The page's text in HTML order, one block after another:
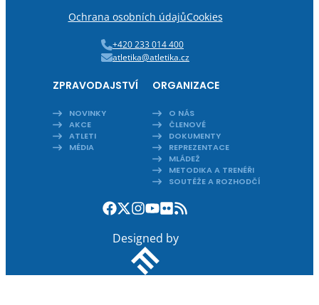
Ochrana osobních údajůCookies
+420 233 014 400
atletika@atletika.cz
ZPRAVODAJSTVÍ
NOVINKY
AKCE
ATLETI
MÉDIA
ORGANIZACE
O NÁS
ČLENOVÉ
DOKUMENTY
REPREZENTACE
MLÁDEŽ
METODIKA A TRENÉŘI
SOUTĚŽE A ROZHODČÍ
Designed by